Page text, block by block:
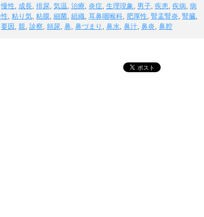
,慢性 成長 排尿 気温 治療 炎症 生理現象 男子 疾患 疾病 病
粘り気 粘膜 細菌 組織 耳鼻咽喉科 肥厚性 腎盂腎炎 腎臓
要因 親 診察 頻尿 鼻 鼻づまり 鼻水 鼻汁 鼻炎 鼻腔